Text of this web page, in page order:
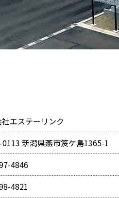
エステーリンク
0113 新潟県燕市笈ケ島1365-1
4846
4821